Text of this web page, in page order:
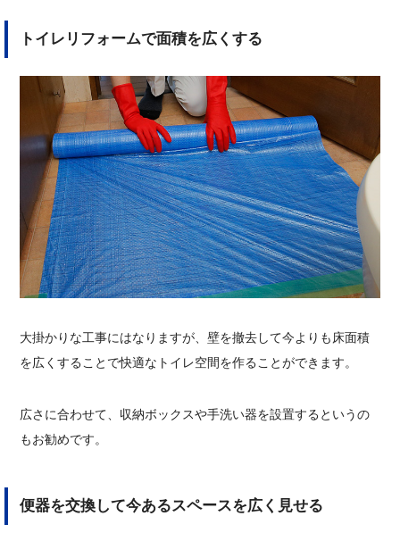
トイレリフォームで面積を広くする
大掛かりな工事にはなりますが、壁を撤去して今よりも床面積
を広くすることで快適なトイレ空間を作ることができます。
広さに合わせて、収納ボックスや手洗い器を設置するというの
もお勧めです。
便器を交換して今あるスペースを広く見せる